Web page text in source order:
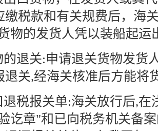
缴税款和有关规费后，海
物的发货人凭以装船起运
的退关:申请退关货物发货
退关,经海关核准后方能将
退税报关单:海关放行后,在
讫章"和已向税务机关备